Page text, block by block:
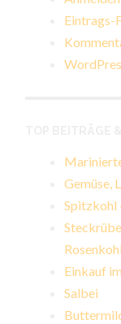
Eintrags-
Gemüse,
Spitzkohl
Einkauf
Salbei